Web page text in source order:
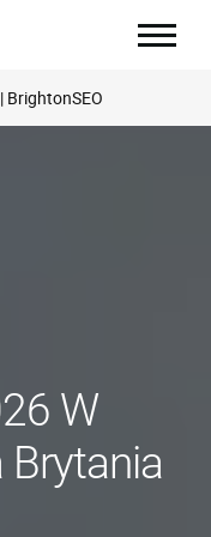
BrightonSEO
W
Brytania